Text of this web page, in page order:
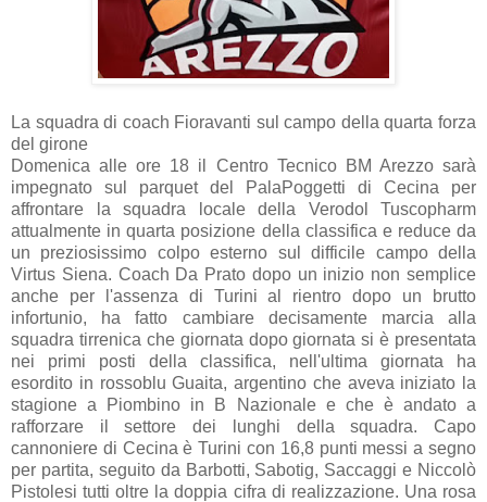
La squadra di coach Fioravanti sul campo della quarta forza
del girone
Domenica alle ore 18 il Centro Tecnico BM Arezzo sarà
impegnato sul parquet del PalaPoggetti di Cecina per
affrontare la squadra locale della Verodol Tuscopharm
attualmente in quarta posizione della classifica e reduce da
un preziosissimo colpo esterno sul difficile campo della
Virtus Siena. Coach Da Prato dopo un inizio non semplice
anche per l'assenza di Turini al rientro dopo un brutto
infortunio, ha fatto cambiare decisamente marcia alla
squadra tirrenica che giornata dopo giornata si è presentata
nei primi posti della classifica, nell'ultima giornata ha
esordito in rossoblu Guaita, argentino che aveva iniziato la
stagione a Piombino in B Nazionale e che è andato a
rafforzare il settore dei lunghi della squadra. Capo
cannoniere di Cecina è Turini con 16,8 punti messi a segno
per partita, seguito da Barbotti, Sabotig, Saccaggi e Niccolò
Pistolesi tutti oltre la doppia cifra di realizzazione. Una rosa